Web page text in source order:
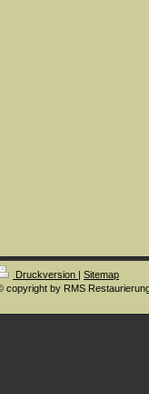
Druckversion | Sitemap
copyright by RMS